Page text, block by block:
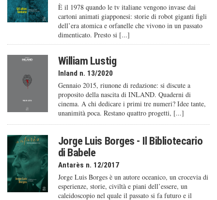
È il 1978 quando le tv italiane vengono invase dai
cartoni animati giapponesi: storie di robot giganti figli
dell’era atomica e orfanelle che vivono in un passato
dimenticato. Presto si [...]
William Lustig
Inland n. 13/2020
Gennaio 2015, riunone di redazione: si discute a
proposito della nascita di INLAND. Quaderni di
cinema. A chi dedicare i primi tre numeri? Idee tante,
unanimità poca. Restano quattro progetti, [...]
Jorge Luis Borges - Il Bibliotecario
di Babele
Antarès n. 12/2017
Jorge Luis Borges è un autore oceanico, un crocevia di
esperienze, storie, civiltà e piani dell’essere, un
caleido­scopio nel quale il passato si fa futuro e il